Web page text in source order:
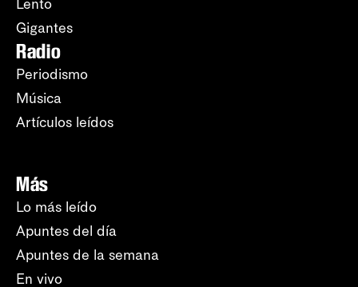
Lento
Gigantes
Radio
Periodismo
Música
Artículos leídos
Más
Lo más leído
Apuntes del día
Apuntes de la semana
En vivo